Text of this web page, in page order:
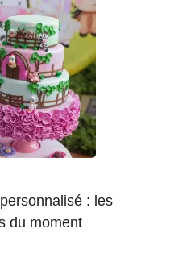
: les
du moment